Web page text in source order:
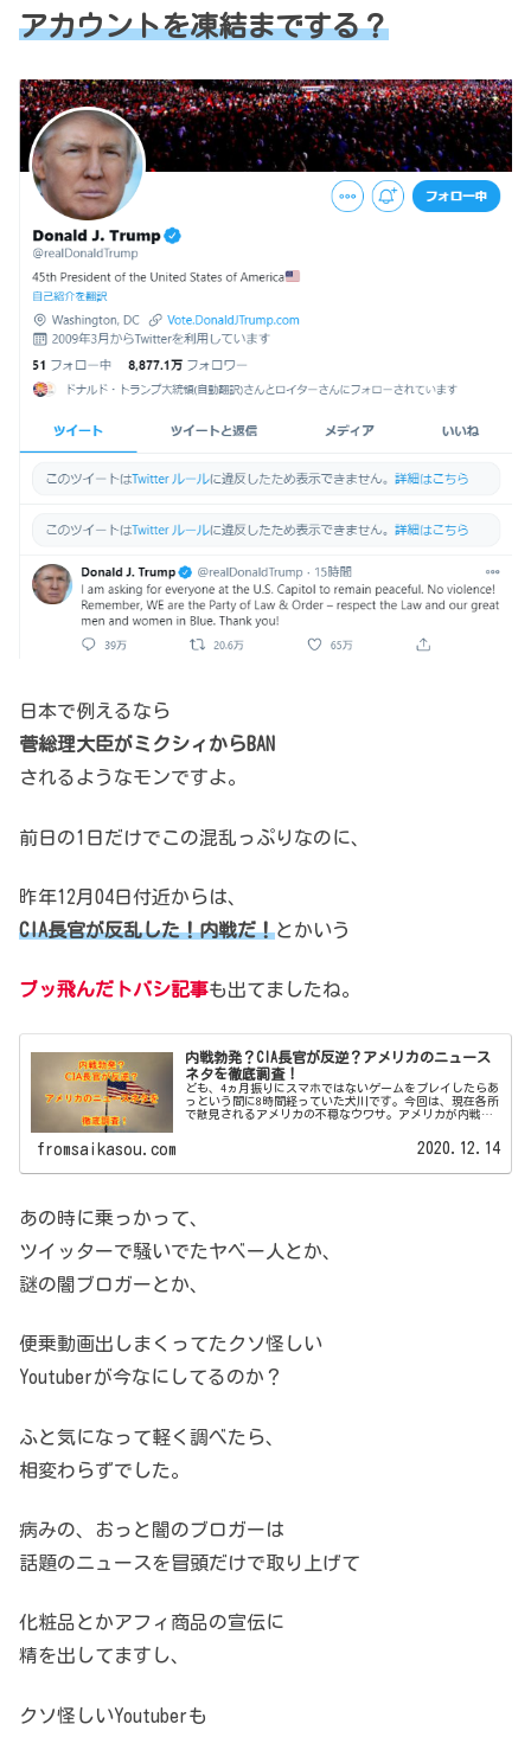
アカウントを凍結までする？
日本で例えるなら
菅総理大臣がミクシィからBAN
されるようなモンですよ。
前日の1日だけでこの混乱っぷりなのに、
昨年12月04日付近からは、
CIA長官が反乱した！内戦だ！とかいう
ブッ飛んだトバシ記事も出てましたね。
内戦勃発？CIA長官が反逆？アメリカのニュース
ネタを徹底調査！
ども、4ヵ月振りにスマホではないゲームをプレイしたらあ
っという間に8時間経っていた犬川です。今回は、現在各所
で散見されるアメリカの不穏なウワサ。アメリカが内戦状
fromsaikasou.com 2020.12.14
あの時に乗っかって、
ツイッターで騒いでたヤベー人とか、
謎の闇ブロガーとか、
便乗動画出しまくってたクソ怪しい
Youtuberが今なにしてるのか？
ふと気になって軽く調べたら、
相変わらずでした。
病みの、おっと闇のブロガーは
話題のニュースを冒頭だけで取り上げて
化粧品とかアフィ商品の宣伝に
精を出してますし、
クソ怪しいYoutuberも